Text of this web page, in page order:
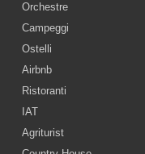
Orchestre
Campeggi
Ostelli
Airbnb
Ristoranti
IAT
Agriturist